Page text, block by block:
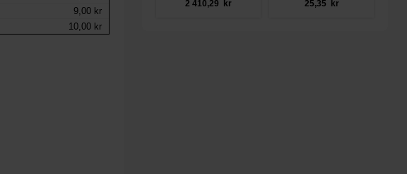
9,00 kr
10,00 kr
2 410,29 kr 25,35 kr